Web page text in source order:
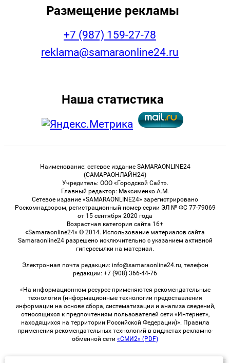
Размещение рекламы
+7 (987) 159-27-78
reklama@samaraonline24.ru
Наша статистика
Наименование: сетевое издание SAMARAONLINE24
(САМАРАОНЛАЙН24)
Учредитель: ООО «Городской Сайт».
Главный редактор: Максименко А.М.
Сетевое издание «SAMARAONLINE24» зарегистрировано
Роскомнадзором, регистрационный номер серии ЭЛ № ФС 77-79069
от 15 сентября 2020 года
Возрастная категория сайта 16+
«Samaraonline24» © 2014. Использование материалов сайта
Samaraonline24 разрешено исключительно с указанием активной
гиперссылки на материал.
Электронная почта редакции: info@samaraonline24.ru, телефон
редакции: +7 (908) 366-44-76
«На информационном ресурсе применяются рекомендательные
технологии (информационные технологии предоставления
информации на основе сбора, систематизации и анализа сведений,
относящихся к предпочтениям пользователей сети «Интернет»,
находящихся на территории Российской Федерации)». Правила
применения рекомендательных технологий в виджетах рекламно-
обменной сети «СМИ2» (PDF)